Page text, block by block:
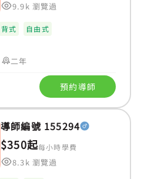
9.9k 瀏覽過
背式 自由式
二年
預約導師
導師編號 155294
$350起每小時學費
8.3k 瀏覽過